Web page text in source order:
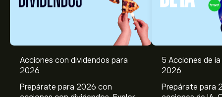
Acciones con dividendos para
2026
Prepárate para 2026 con
5 Acciones de
2026
Prepárate para